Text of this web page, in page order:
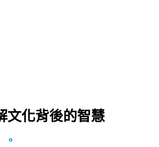
文化背後的智慧
。